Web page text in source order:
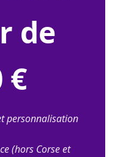
de
€
personnalisation
(hors Corse et